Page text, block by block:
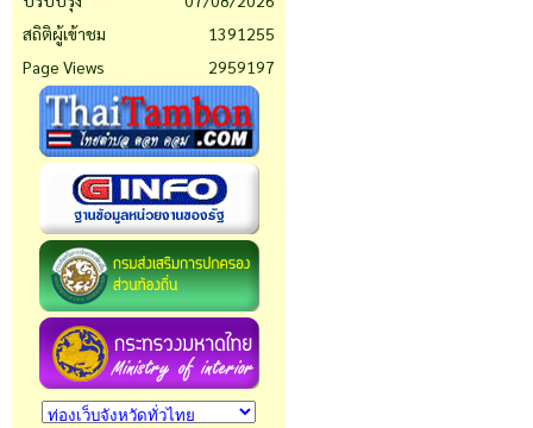
สถิติผู้เข้าชม
1391255
Page Views
2959197